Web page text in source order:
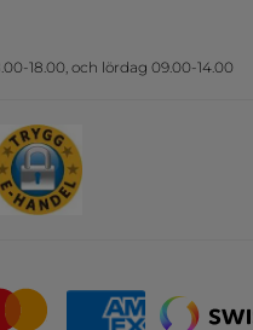
18.00, och lördag 09.00-14.00